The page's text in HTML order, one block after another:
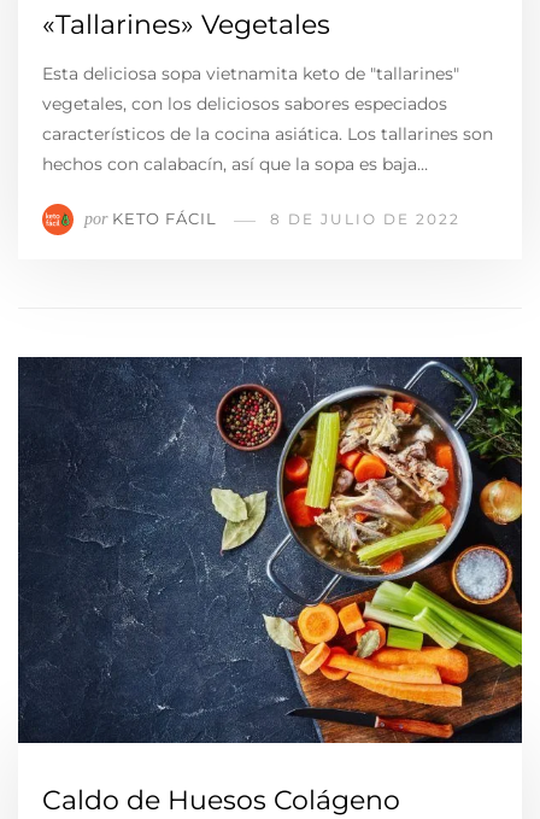
«Tallarines» Vegetales
Esta deliciosa sopa vietnamita keto de "tallarines"
vegetales, con los deliciosos sabores especiados
característicos de la cocina asiática. Los tallarines son
hechos con calabacín, así que la sopa es baja…
por KETO FÁCIL 8 DE JULIO DE 2022
Caldo de Huesos Colágeno